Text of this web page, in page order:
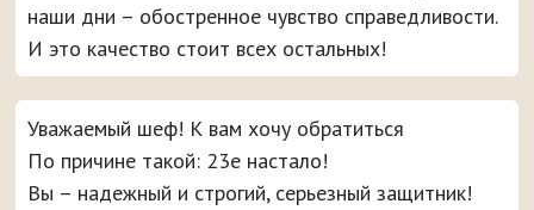
наши дни – обостренное чувство справедливости.
И это качество стоит всех остальных!
Уважаемый шеф! К вам хочу обратиться
По причине такой: 23е настало!
Вы – надежный и строгий, серьезный защитник!